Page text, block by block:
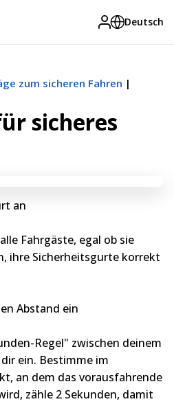
Deutsch
zum sicheren Fahren
sicheres
an
Fahrgäste, egal ob sie
ihre Sicherheitsgurte korrekt
Abstand ein
Regel" zwischen deinem
ein. Bestimme im
an dem das vorausfahrende
zähle 2 Sekunden, damit